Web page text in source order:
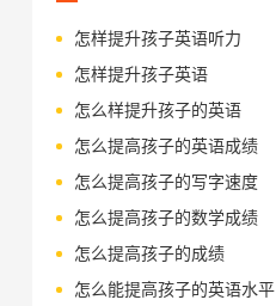
怎样提升孩子英语听力
怎样提升孩子英语
怎么样提升孩子的英语
怎么提高孩子的英语成绩
怎么提高孩子的写字速度
怎么提高孩子的数学成绩
怎么提高孩子的成绩
怎么能提高孩子的英语水平